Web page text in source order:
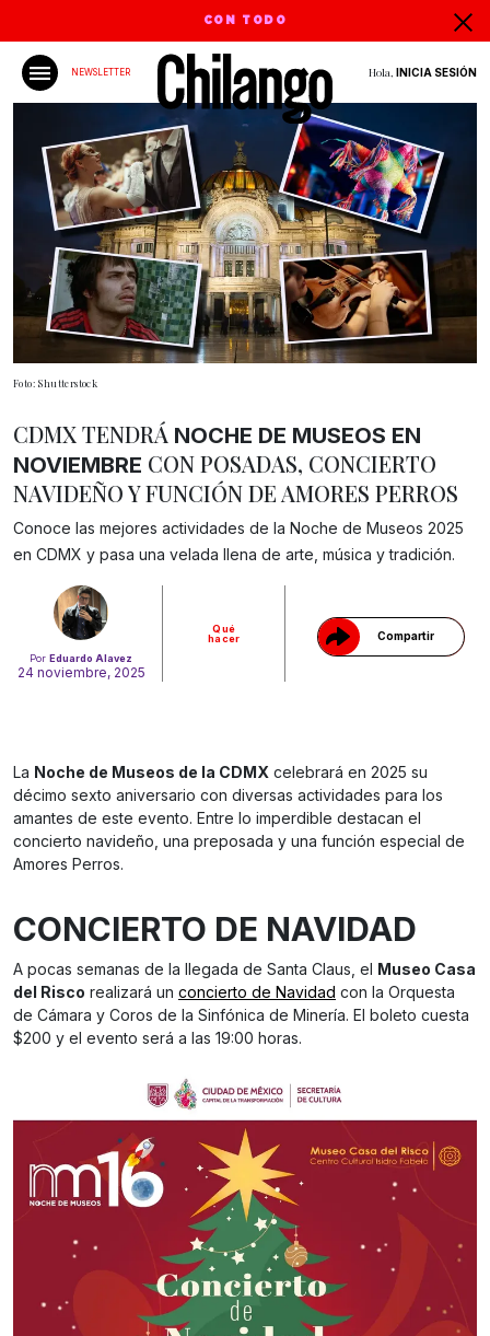
CON TODO
NEWSLETTER Hola, INICIA SESIÓN
Foto: Shutterstock
Por Eduardo Alavez
24 noviembre, 2025
Qué
hacer
Compartir
Gracias!
CDMX TENDRÁ NOCHE DE MUSEOS EN
NOVIEMBRE CON POSADAS, CONCIERTO
NAVIDEÑO Y FUNCIÓN DE AMORES PERROS
Conoce las mejores actividades de la Noche de Museos 2025
en CDMX y pasa una velada llena de arte, música y tradición.
La Noche de Museos de la CDMX celebrará en 2025 su
décimo sexto aniversario con diversas actividades para los
amantes de este evento. Entre lo imperdible destacan el
concierto navideño, una preposada y una función especial de
Amores Perros.
CONCIERTO DE NAVIDAD
A pocas semanas de la llegada de Santa Claus, el
Museo Casa
del Risco realizará un concierto de Navidad con la Orquesta
de Cámara y Coros de la Sinfónica de Minería. El boleto cuesta
$200 y el evento será a las 19:00 horas.